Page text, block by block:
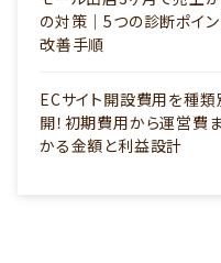
の対策｜5つの診断ポイ
改善手順
ECサイト開設費用を種
開！初期費用から運営費
かる金額と利益設計